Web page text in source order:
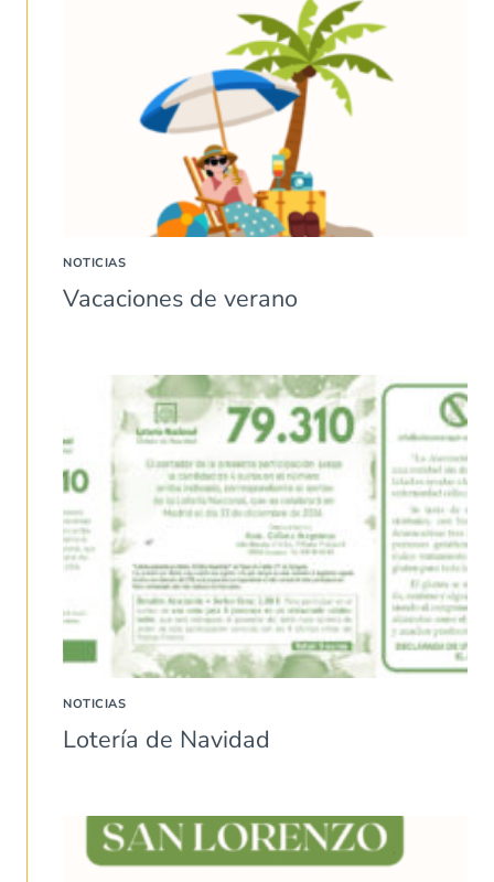
NOTICIAS
Vacaciones de verano
NOTICIAS
Lotería de Navidad